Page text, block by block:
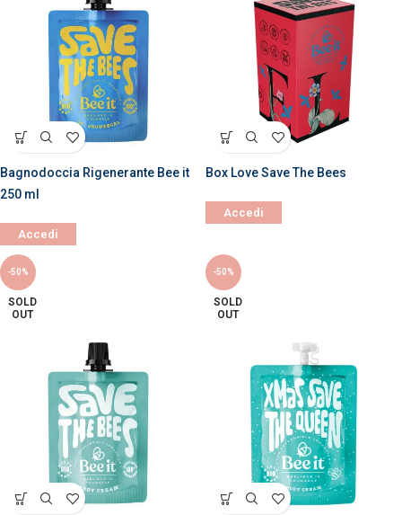
Bagnodoccia Rigenerante Bee it
250 ml
Accedi
Box Love Save The Bees
Accedi
-50%
SOLD
OUT
-50%
SOLD
OUT